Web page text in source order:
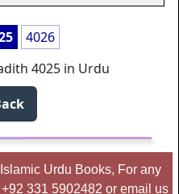
4026
4025 in Urdu
⬅️
Urdu Books, For any
331 5902482 or email us